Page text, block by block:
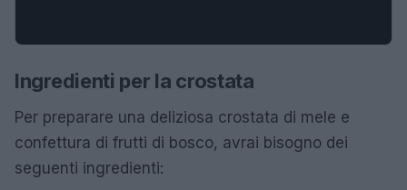
Ingredienti per la crostata
Per preparare una deliziosa crostata di mele e
confettura di frutti di bosco, avrai bisogno dei
seguenti ingredienti: